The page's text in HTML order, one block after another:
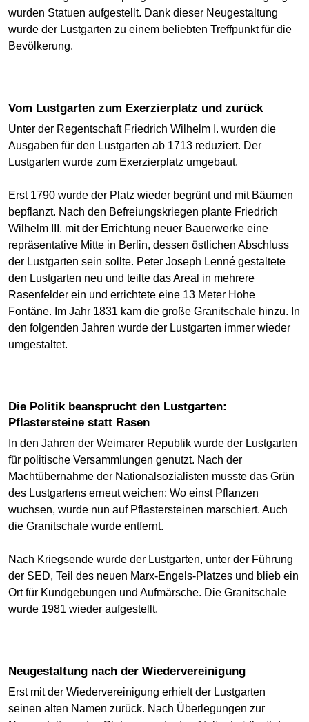
wurden Statuen aufgestellt. Dank dieser Neugestaltung
wurde der Lustgarten zu einem beliebten Treffpunkt für die
Bevölkerung.
Vom Lustgarten zum Exerzierplatz und zurück
Unter der Regentschaft Friedrich Wilhelm I. wurden die
Ausgaben für den Lustgarten ab 1713 reduziert. Der
Lustgarten wurde zum Exerzierplatz umgebaut.
Erst 1790 wurde der Platz wieder begrünt und mit Bäumen
bepflanzt. Nach den Befreiungskriegen plante Friedrich
Wilhelm III. mit der Errichtung neuer Bauerwerke eine
repräsentative Mitte in Berlin, dessen östlichen Abschluss
der Lustgarten sein sollte. Peter Joseph Lenné gestaltete
den Lustgarten neu und teilte das Areal in mehrere
Rasenfelder ein und errichtete eine 13 Meter Hohe
Fontäne. Im Jahr 1831 kam die große Granitschale hinzu. In
den folgenden Jahren wurde der Lustgarten immer wieder
umgestaltet.
Die Politik beansprucht den Lustgarten:
Pflastersteine statt Rasen
In den Jahren der Weimarer Republik wurde der Lustgarten
für politische Versammlungen genutzt. Nach der
Machtübernahme der Nationalsozialisten musste das Grün
des Lustgartens erneut weichen: Wo einst Pflanzen
wuchsen, wurde nun auf Pflastersteinen marschiert. Auch
die Granitschale wurde entfernt.
Nach Kriegsende wurde der Lustgarten, unter der Führung
der SED, Teil des neuen Marx-Engels-Platzes und blieb ein
Ort für Kundgebungen und Aufmärsche. Die Granitschale
wurde 1981 wieder aufgestellt.
Neugestaltung nach der Wiedervereinigung
Erst mit der Wiedervereinigung erhielt der Lustgarten
seinen alten Namen zurück. Nach Überlegungen zur